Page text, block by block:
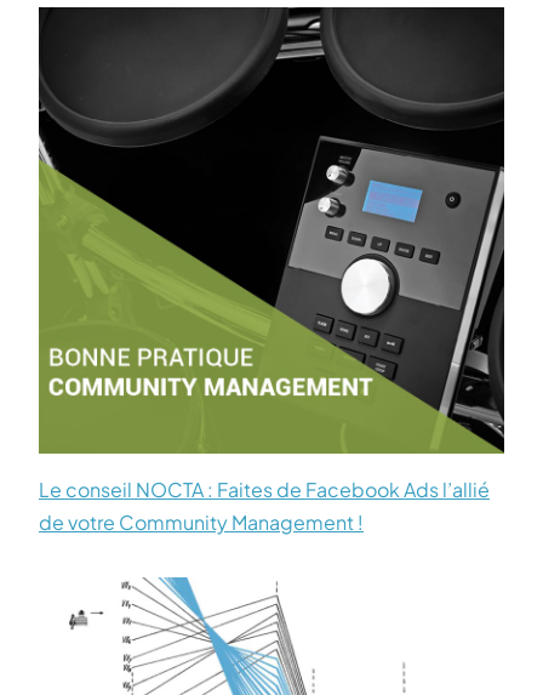
Le conseil NOCTA : Faites de Facebook Ads l’allié
de votre Community Management !